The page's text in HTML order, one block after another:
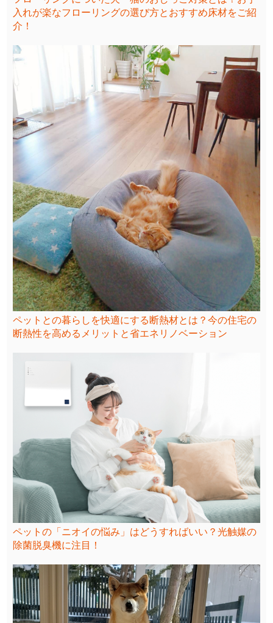
入れが楽なフローリングの選び方とおすすめ床材をご紹
介！
ペットとの暮らしを快適にする断熱材とは？今の住宅の
断熱性を高めるメリットと省エネリノベーション
ペットの「ニオイの悩み」はどうすればいい？光触媒の
除菌脱臭機に注目！